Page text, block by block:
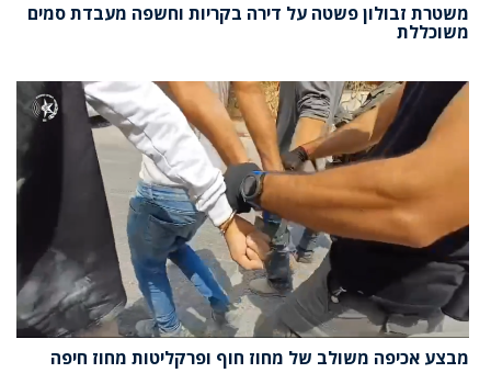
משטרת זבולון פשטה על דירה בקריות וחשפה מעבדת סמים
משוכללת
מבצע אכיפה משולב של מחוז חוף ופרקליטות מחוז חיפה